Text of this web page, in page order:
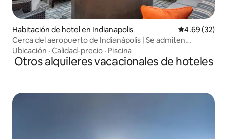
Habitación de hotel en Indianapolis Calificación
4.69 (32)
Cerca del aeropuerto de Indianápolis | Se admiten
mascotas. Gimnasio
Ubicación · Calidad-precio · Piscina
Otros alquileres vacacionales de hoteles